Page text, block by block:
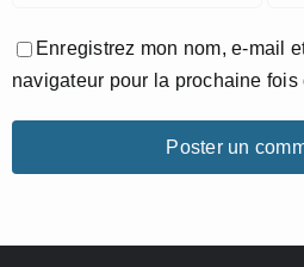
Enregistrez mon nom, e-mail
navigateur pour la prochaine fois